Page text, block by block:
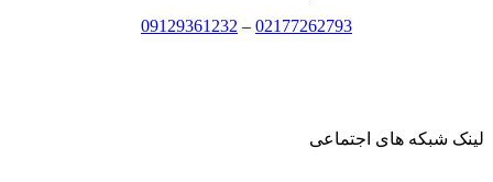
02177262793
–
09129361232
لینک شبکه های اجتماعی